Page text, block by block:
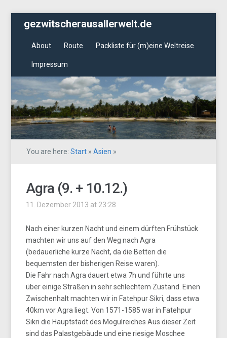
gezwitscherausallerwelt.de
About Route Packliste für (m)eine Weltreise
Impressum
You are here:Start »Asien »
Agra (9. + 10.12.)
11. Dezember 2013 at 23:28
Nach einer kurzen Nacht und einem dürften Frühstück
machten wir uns auf den Weg nach Agra
(bedauerliche kurze Nacht, da die Betten die
bequemsten der bisherigen Reise waren).
Die Fahr nach Agra dauert etwa 7h und führte uns
über einige Straßen in sehr schlechtem Zustand. Einen
Zwischenhalt machten wir in Fatehpur Sikri, dass etwa
40km vor Agra liegt. Von 1571-1585 war in Fatehpur
Sikri die Hauptstadt des Mogulreiches Aus dieser Zeit
sind das Palastgebäude und eine riesige Moschee